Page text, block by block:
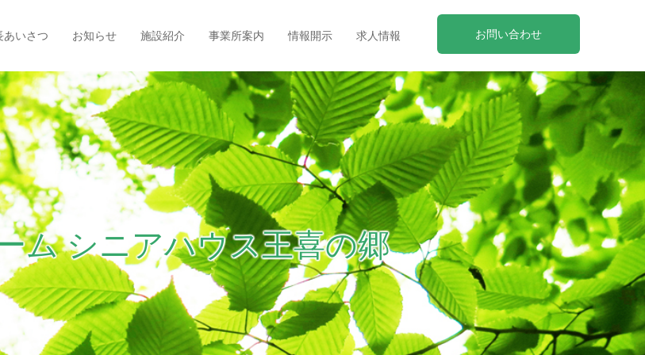
お問い合わせ
あいさつ お知らせ 施設紹介 事業所案内 情報開示 求人情報
ム シニアハウス王喜の郷